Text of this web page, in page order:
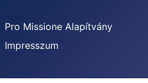
Pro Missione Alapítvány
Impresszum